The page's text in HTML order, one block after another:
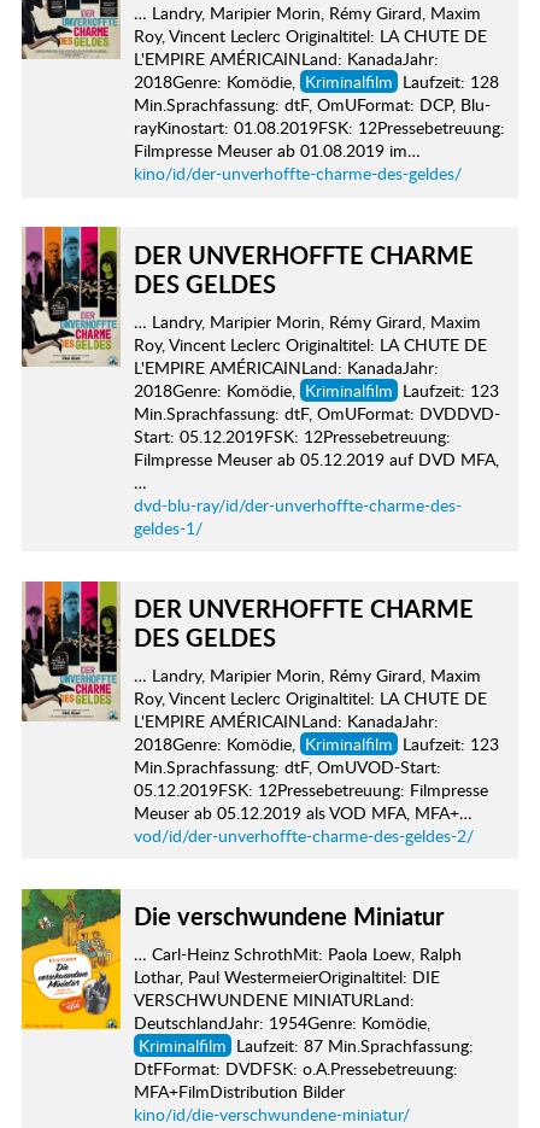
… Landry, Maripier Morin, Rémy Girard, Maxim
Roy, Vincent Leclerc Originaltitel: LA CHUTE DE
L'EMPIRE AMÉRICAINLand: KanadaJahr:
2018Genre: Komödie, Kriminalfilm Laufzeit: 128
Min.Sprachfassung: dtF, OmUFormat: DCP, Blu-
rayKinostart: 01.08.2019FSK: 12Pressebetreuung:
Filmpresse Meuser ab 01.08.2019 im…
kino/id/der-unverhoffte-charme-des-geldes/
DER UNVERHOFFTE CHARME
DES GELDES
… Landry, Maripier Morin, Rémy Girard, Maxim
Roy, Vincent Leclerc Originaltitel: LA CHUTE DE
L'EMPIRE AMÉRICAINLand: KanadaJahr:
2018Genre: Komödie,
Kriminalfilm Laufzeit: 123
Min.Sprachfassung: dtF, OmUFormat: DVDDVD-
Start: 05.12.2019FSK: 12Pressebetreuung:
Filmpresse Meuser ab 05.12.2019 auf DVD MFA,
…
dvd-blu-ray/id/der-unverhoffte-charme-des-
geldes-1/
DER UNVERHOFFTE CHARME
DES GELDES
… Landry, Maripier Morin, Rémy Girard, Maxim
Roy, Vincent Leclerc Originaltitel: LA CHUTE DE
L'EMPIRE AMÉRICAINLand: KanadaJahr:
2018Genre: Komödie, Kriminalfilm Laufzeit: 123
Min.Sprachfassung: dtF, OmUVOD-Start:
05.12.2019FSK: 12Pressebetreuung: Filmpresse
Meuser ab 05.12.2019 als VOD MFA, MFA+…
vod/id/der-unverhoffte-charme-des-geldes-2/
Die verschwundene Miniatur
… Carl-Heinz SchrothMit: Paola Loew, Ralph
Lothar, Paul WestermeierOriginaltitel: DIE
VERSCHWUNDENE MINIATURLand:
DeutschlandJahr: 1954Genre: Komödie,
Kriminalfilm Laufzeit: 87 Min.Sprachfassung:
DtFFormat: DVDFSK: o.A.Pressebetreuung:
MFA+FilmDistribution Bilder
kino/id/die-verschwundene-miniatur/